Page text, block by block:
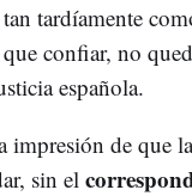
tardíamente
confiar, no
española.
impresión de que
sin el